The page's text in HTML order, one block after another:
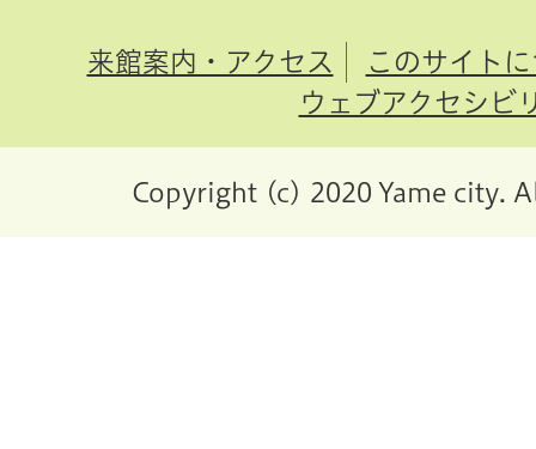
来館案内・アクセス
このサイト
ウェブアクセシビ
Copyright (c) 2020 Yame city.